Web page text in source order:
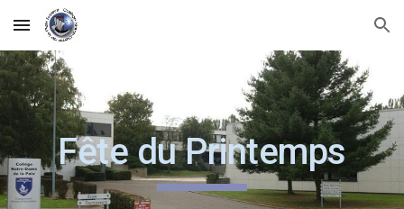
Skip to main content Skip to navigation
Fête du Printemps